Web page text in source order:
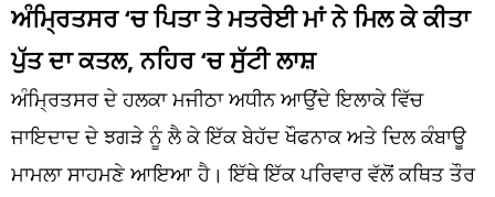
ਕਰਿਅਰ
ਮਨੋਰੰਜਨ
ਦੇਸ਼
ਲਾਈਫ ਸਟਾਈਲ
ਅੰਮ੍ਰਿਤਸਰ ‘ਚ ਪਿਤਾ ਤੇ ਮਤਰੇਈ ਮਾਂ ਨੇ ਮਿਲ ਕੇ ਕੀਤਾ
ਪੁੱਤ ਦਾ ਕਤਲ, ਨਹਿਰ ‘ਚ ਸੁੱਟੀ ਲਾਸ਼
ਅੰਮ੍ਰਿਤਸਰ ਦੇ ਹਲਕਾ ਮਜੀਠਾ ਅਧੀਨ ਆਉਂਦੇ ਇਲਾਕੇ ਵਿੱਚ
ਜਾਇਦਾਦ ਦੇ ਝਗੜੇ ਨੂੰ ਲੈ ਕੇ ਇੱਕ ਬੇਹੱਦ ਖੌਫਨਾਕ ਅਤੇ ਦਿਲ ਕੰਬਾਊ
ਮਾਮਲਾ ਸਾਹਮਣੇ ਆਇਆ ਹੈ। ਇੱਥੇ ਇੱਕ ਪਰਿਵਾਰ ਵੱਲੋਂ ਕਥਿਤ ਤੌਰ